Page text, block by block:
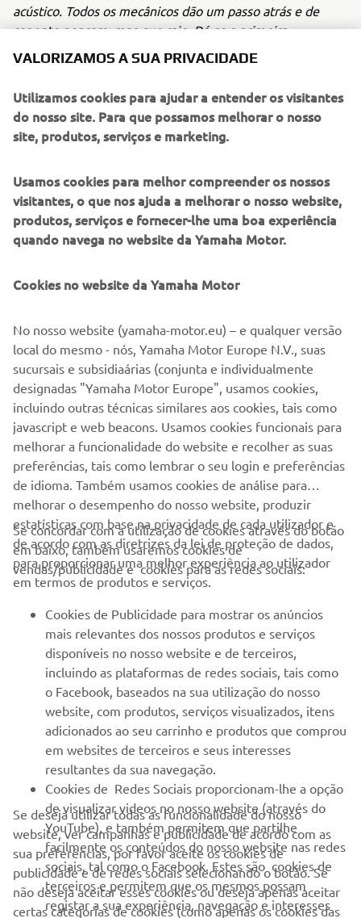
acústico. Todos os mecânicos dão um passo atrás e de
repente pensam: mas que raio. Dá-se a primeira
um grande bloco V8 está pronto para a guerra. Assim que
entra em ação. Estamos ao lado de uma armadura mal
abafada, que está a disparar tiros até às 10.000 rpm. Os
tubos Racefit neste coletor de escape são tudo o que não
Após algumas voltas, sente-se imediatamente seguro
nesta moto. O chassis é estável, previsível e o motor tem
um desenvolvimento de potência linear. A moto age
completamente sem agitação e permite-lhe encontrar o
Graças aos elementos de mola rebaixados, a mota corre
pode sempre acelerar a XSR700 com um grande
estrondo."
MODELO DE PRODUÇÃO XSR700
EMPRESA
MAIS YAMAHA
SERVIÇO E SUPORTE
NEWSLETTER
Seja o primeiro a saber das últimas ofertas, eventos especiais,
novos lançamentos e muito mais
SUBSCREVER
VALORIZAMOS A SUA PRIVACIDADE
Utilizamos cookies para ajudar a entender os visitantes
do nosso site. Para que possamos melhorar o nosso
site, produtos, serviços e marketing.
Usamos cookies para melhor compreender os nossos
visitantes, o que nos ajuda a melhorar o nosso website,
produtos, serviços e fornecer-lhe uma boa experiência
quando navega no website da Yamaha Motor.
Cookies no website da Yamaha Motor
No nosso website (yamaha-motor.eu) – e qualquer versão
local do mesmo - nós, Yamaha Motor Europe N.V., suas
sucursais e subsidiaárias (conjunta e individualmente
designadas "Yamaha Motor Europe", usamos cookies,
incluindo outras técnicas similares aos cookies, tais como
javascript e web beacons. Usamos cookies funcionais para
melhorar a funcionalidade do website e recolher as suas
preferências, tais como lembrar o seu login e preferências
de idioma. Também usamos cookies de análise para
melhorar o desempenho do nosso website, produzir
estatísticas com base na privacidade de cada utilizador e
de acordo com as diretrizes da lei de proteção de dados,
para proporcionar uma melhor experiência ao utilizador
em termos de produtos e serviços.
Se concordar com a utilização de cookies através do botão
em baixo, também usaremos cookies de
vendas/publicidade e cookies para as redes sociais:
Cookies de Publicidade para mostrar os anúncios
mais relevantes dos nossos produtos e serviços
disponíveis no nosso website e de terceiros,
incluindo as plataformas de redes sociais, tais como
o Facebook, baseados na sua utilização do nosso
website, com produtos, serviços visualizados, itens
adicionados ao seu carrinho e produtos que comprou
em websites de terceiros e seus interesses
resultantes da sua navegação.
Cookies de Redes Sociais proporcionam-lhe a opção
de visualizar videos no nosso website (através do
YouTube), e também permitem que partilhe
facilmente os conteúdos do nosso website nas redes
sociais, tal como o Facebook. Estes são cookies de
terceiros e permitem que os mesmos possam
registar a sua experiência, navegação e interesses
Se deseja utilizar todas as funcionalidade do nosso
website, ver campanhas e publicidade de acordo com as
sua preferências, por favor aceite os cookies de
publicidade e de redes sociais selecionando o botão. Se
não deseja aceitar esses cookies ou deseja apenas aceitar
certas categorias de cookies (como apenas os cookies das